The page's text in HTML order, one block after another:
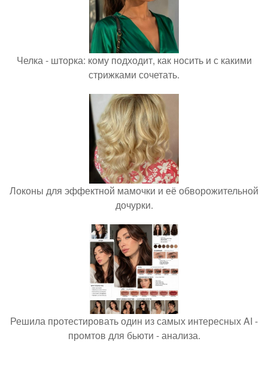
Челка - шторка: кому подходит, как носить и с какими
стрижками сочетать.
Локоны для эффектной мамочки и её обворожительной
дочурки.
Решила протестировать один из самых интересных AI -
промтов для бьюти - анализа.